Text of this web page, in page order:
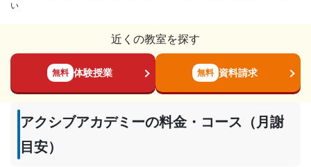
い
近くの教室を探す
無料 体験授業 無料 資料請求
アクシブアカデミーの料金・コース（月謝
目安）